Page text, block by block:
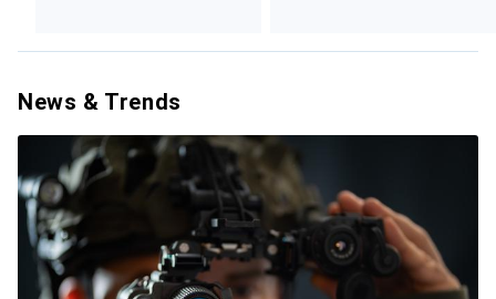
News & Trends